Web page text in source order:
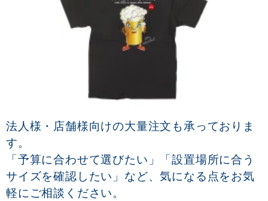
法人様・店舗様向けの大量注文も承っておりま
す。
「予算に合わせて選びたい」「設置場所に合う
サイズを確認したい」など、気になる点をお気
軽にご相談ください。